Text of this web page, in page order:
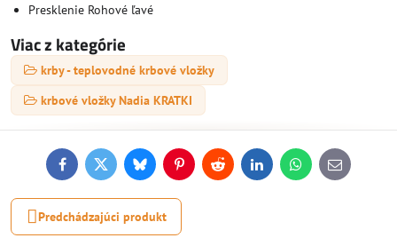
Presklenie Rohové ľavé
Viac z kategórie
krby - teplovodné krbové vložky
krbové vložky Nadia KRATKI
FacebookTwitterBlueskyPinterestReddit LinkedInWhatsApp
E-
mail
Predchádzajúci produkt